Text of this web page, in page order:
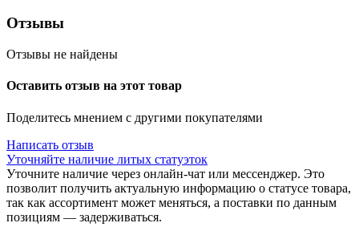
Отзывы
Отзывы не найдены
Оставить отзыв на этот товар
Поделитесь мнением с другими покупателями
Написать отзыв
Уточняйте наличие литых статуэток
Уточните наличие через онлайн-чат или мессенджер. Это
позволит получить актуальную информацию о статусе товара,
так как ассортимент может меняться, а поставки по данным
позициям — задерживаться.